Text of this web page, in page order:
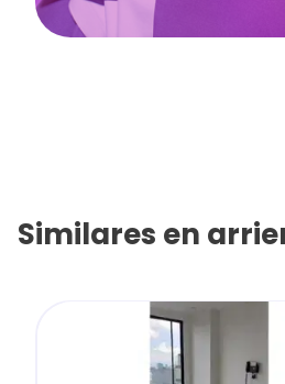
Similares en